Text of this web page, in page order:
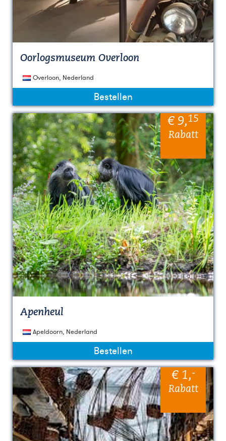
Oorlogsmuseum Overloon
Overloon, Nederland
Bestellen
€ 9,15
Rabatt
Apenheul
Apeldoorn, Nederland
Bestellen
€ 1,-
Rabatt